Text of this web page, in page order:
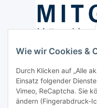
Wie wir Cookies &
Durch Klicken auf „Alle
Einsatz folgender
Vimeo, ReCaptcha. Sie
ändern (Fingerabdruck-
Paketdienst und
Regionaler